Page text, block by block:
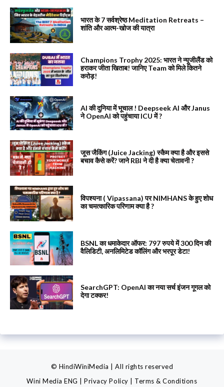
भारत के 7 सर्वश्रेष्ठ Meditation Retreats –
शांति और आत्म-खोज की यात्रा
Champions Trophy 2025: भारत ने न्यूजीलैंड को
हराकर जीता खिताब! जानिए Team को मिले कितने
करोड़!
AI की दुनिया में भूचाल ! Deepseek AI और Janus
ने OpenAI को पहुंचाया ICU में ?
जूस जैकिंग (Juice Jacking) स्कैम क्या है और इससे
बचाव कैसे करें? जाने RBI ने दी है क्या चेतावनी ?
विपश्यना ( Vipassana) पर NIMHANS के हुए शोध
का चमत्कारिक परिणाम क्या है ?
BSNL का धमाकेदार ऑफर: 797 रुपये में 300 दिन की
वैलिडिटी, अनलिमिटेड कॉलिंग और भरपूर डेटा!
SearchGPT: OpenAI का नया सर्च इंजन गूगल को
देगा टक्कर!
© HindiWiniMedia | All rights reserved
Wini Media ENG
|Privacy Policy
Terms & Conditions